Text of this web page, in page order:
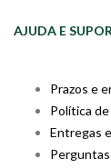
AJUDA E
Prazos e
Política
Entregas